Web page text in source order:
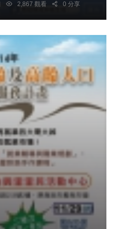
2,867 觀看 0 分享